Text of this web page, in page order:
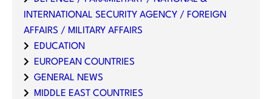
INTERNATIONAL SECURITY AGENCY / FOREIGN
AFFAIRS / MILITARY AFFAIRS
EDUCATION
EUROPEAN COUNTRIES
GENERAL NEWS
MIDDLE EAST COUNTRIES